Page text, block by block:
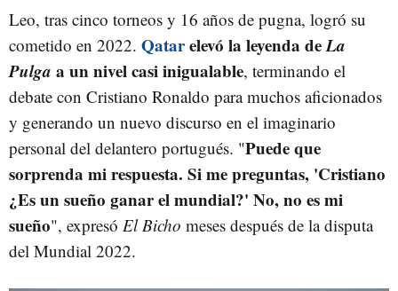
Leo, tras cinco torneos y 16 años de pugna, logró su
cometido en 2022. Qatarelevó la leyenda deLa
Pulga a un nivel casi inigualable, terminando el
debate con Cristiano Ronaldo para muchos aficionados
y generando un nuevo discurso en el imaginario
personal del delantero portugués. "Puede que
sorprenda mi respuesta. Si me preguntas, 'Cristiano
¿Es un sueño ganar el mundial?' No, no es mi
sueño", expresó El Bicho meses después de la disputa
del Mundial 2022.